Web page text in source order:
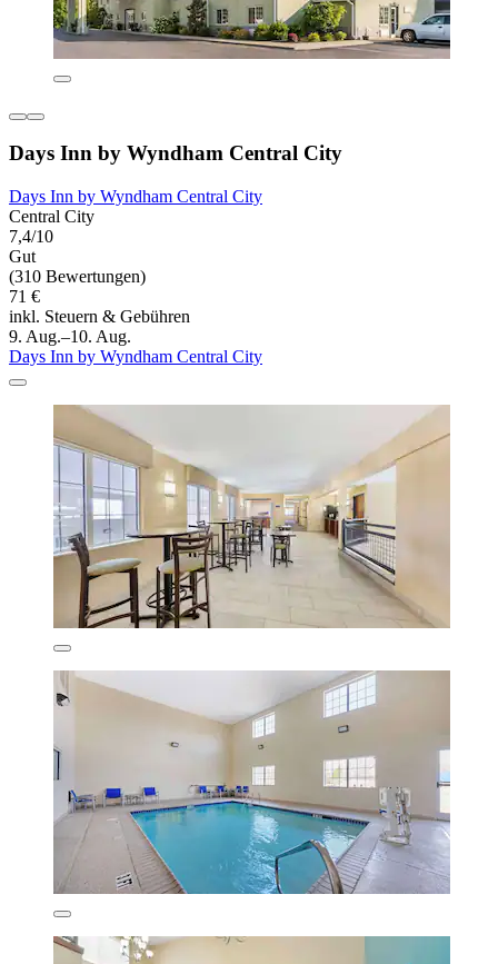
Days Inn by Wyndham Central City
Days Inn by Wyndham Central City
Central City
7,4/10
Gut
(310 Bewertungen)
71 €
inkl. Steuern & Gebühren
9. Aug.–10. Aug.
Days Inn by Wyndham Central City